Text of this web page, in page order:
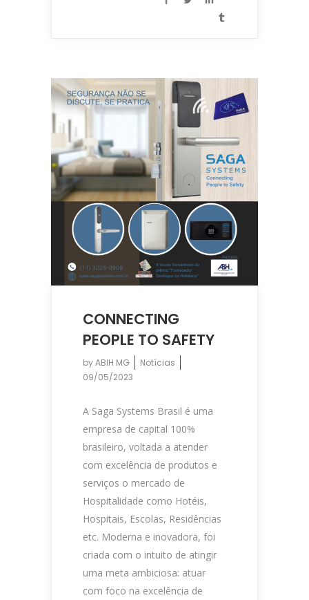
CONNECTING
PEOPLE TO SAFETY
byABIH MG
Notícias
09/05/2023
A Saga Systems Brasil é uma
empresa de capital 100%
brasileiro, voltada a atender
com excelência de produtos e
serviços o mercado de
Hospitalidade como Hotéis,
Hospitais, Escolas, Residências
etc. Moderna e inovadora, foi
criada com o intuito de atingir
uma meta ambiciosa: atuar
com foco na excelência de